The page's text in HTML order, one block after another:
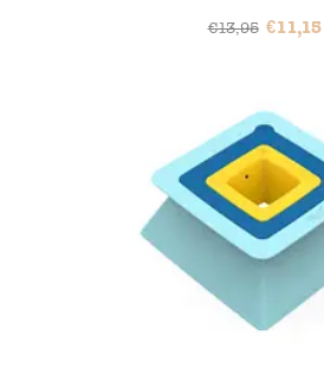
€13,95 €11,15